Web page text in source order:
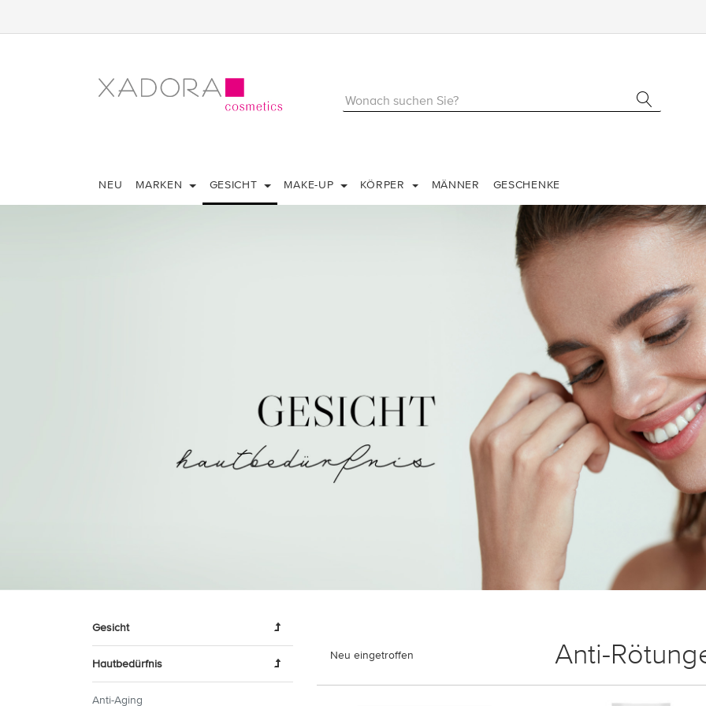
NEU MARKEN GESICHT MAKE-UP KÖRPER MÄNNER GESCHENKE
Gesicht
Hautbedürfnis
Anti-Aging
Anti-
Neu eingetroffen